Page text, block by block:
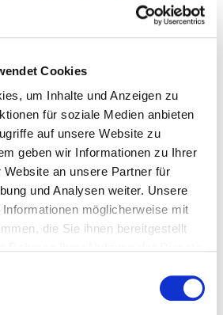
Cookies
um Inhalte und Anzeigen zu
für soziale Medien anbieten
auf unsere Website zu
geben wir Informationen zu Ihrer
Website an unsere Partner für
und Analysen weiter. Unsere
möglicherweise mit
die Sie ihnen bereitgestellt
2027 IM ACV VIENNA
AUSSTELLER-LOGIN